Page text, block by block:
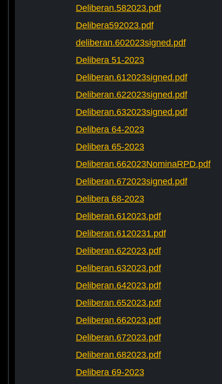
Deliberan.582023.pdf
Delibera592023.pdf
deliberan.602023signed.pdf
Delibera 51-2023
Deliberan.612023signed.pdf
Deliberan.622023signed.pdf
Deliberan.632023signed.pdf
Delibera 64-2023
Delibera 65-2023
Deliberan.662023NominaRPD.pdf
Deliberan.672023signed.pdf
Delibera 68-2023
Deliberan.612023.pdf
Deliberan.6120231.pdf
Deliberan.622023.pdf
Deliberan.632023.pdf
Deliberan.642023.pdf
Deliberan.652023.pdf
Deliberan.662023.pdf
Deliberan.672023.pdf
Deliberan.682023.pdf
Delibera 69-2023